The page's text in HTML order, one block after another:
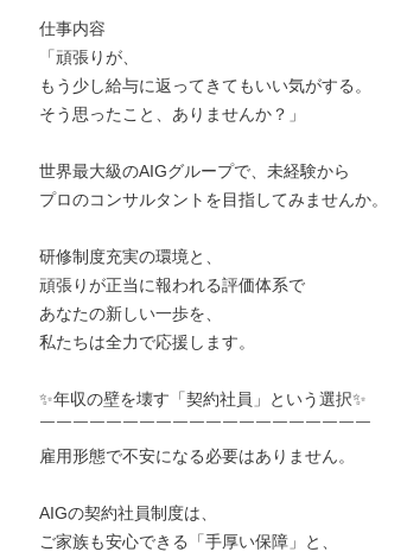
仕事内容
「頑張りが、
もう少し給与に返ってきてもいい気がする。
そう思ったこと、ありませんか？」
世界最大級のAIGグループで、未経験から
プロのコンサルタントを目指してみませんか。
研修制度充実の環境と、
頑張りが正当に報われる評価体系で
あなたの新しい一歩を、
私たちは全力で応援します。
✨年収の壁を壊す「契約社員」という選択✨
￣￣￣￣￣￣￣￣￣￣￣￣￣￣￣￣￣￣￣￣
雇用形態で不安になる必要はありません。
AIGの契約社員制度は、
ご家族も安心できる「手厚い保障」と、